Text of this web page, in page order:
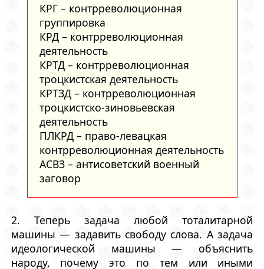
КРГ – контрреволюционная
группировка
КРД – контрреволюционная
деятельность
КРТД – контрреволюционная
троцкистская деятельность
КРТЗД – контрреволюционная
троцкистско-зиновьевская
деятельность
ПЛКРД – право-левацкая
контрреволюционная деятельность
АСВЗ – антисоветский военный
заговор
2. Теперь задача любой тоталитарной
машины — задавить свободу слова. А задача
идеологической машины — объяснить
народу, почему это по тем или иными